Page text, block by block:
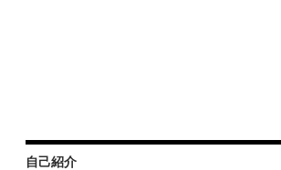
自己紹介